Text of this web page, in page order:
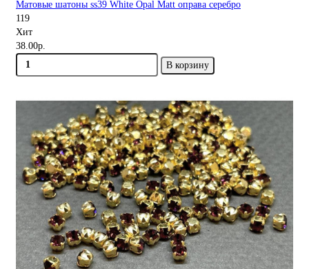
Матовые шатоны ss39 White Opal Matt оправа серебро
119
Хит
38.00р.
В корзину